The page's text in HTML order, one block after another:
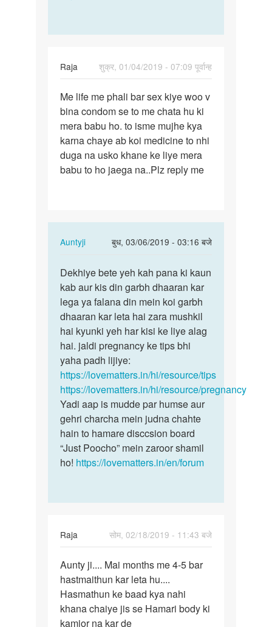
Raja
शुक्र, 01/04/2019 - 07:09 पूर्वान्ह
Me
life
me
phali
bar
sex…
Me life me phali bar sex kiye woo v
bina condom se to me chata hu ki
mera babu ho. to isme mujhe kya
karna chaye ab koi medicine to nhi
duga na usko khane ke liye mera
babu to ho jaega na..Plz reply me
Auntyji
बुध, 03/06/2019 - 03:16 बजे
In
to
Me
life
me
phali
bar
sex…
by
Raja
Dekhiye
bete
yeh
kah
pana
ki…
Dekhiye bete yeh kah pana ki kaun
kab aur kis din garbh dhaaran kar
lega ya falana din mein koi garbh
dhaaran kar leta hai zara mushkil
hai kyunki yeh har kisi ke liye alag
hai. jaldi pregnancy ke tips bhi
yaha padh lijiye:
https://lovematters.in/hi/resource/tips
https://lovematters.in/hi/resource/pregnancy
Yadi aap is mudde par humse aur
gehri charcha mein judna chahte
hain to hamare disccsion board
“Just Poocho” mein zaroor shamil
ho! https://lovematters.in/en/forum
Raja
सोम, 02/18/2019 - 11:43 बजे
Aunty
ji....
Mai
months
me
Aunty ji.... Mai months me 4-5 bar
hastmaithun kar leta hu....
Hasmathun ke baad kya nahi
khana chaiye jis se Hamari body ki
kamjor na kar de